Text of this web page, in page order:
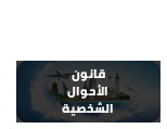
قانون
الأحوال
الشخصية